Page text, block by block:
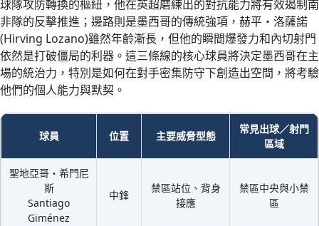
球隊攻防轉換的樞紐，他在英超磨練出的對抗能力將有效遏制南
非隊的反擊推進；邊路則是墨西哥的傳統強項，赫平・洛薩諾
(Hirving Lozano)雖然年齡漸長，但他的瞬間爆發力和內切射門
依然是打破僵局的利器。這三條線的核心球員將決定墨西哥在主
場的統治力，特別是如何在對手密集防守下創造出空間，將考驗
他們的個人能力與默契。
球員 位置 主要威脅型態
常見出球／射門
區域
聖地亞哥・希門尼
斯
Santiago
Giménez
中鋒
禁區站位、背身
接應
禁區中央與小禁
區